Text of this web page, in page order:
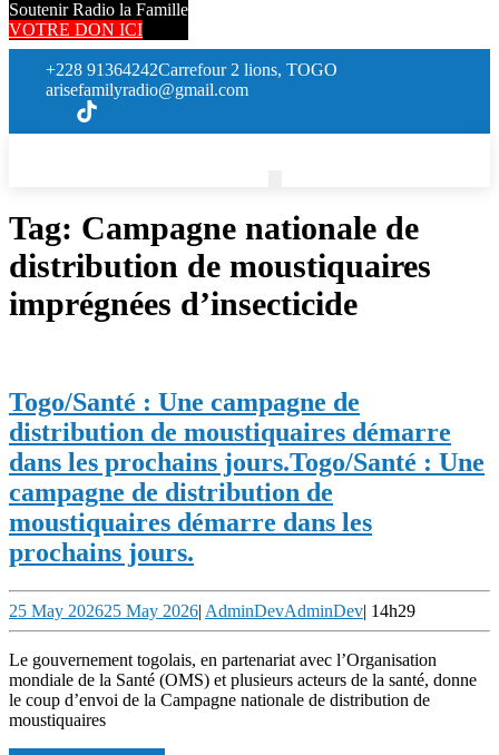
Soutenir Radio la Famille
VOTRE DON ICI
+228 91364242Carrefour 2 lions, TOGO
arisefamilyradio@gmail.com
Tag: Campagne nationale de
distribution de moustiquaires
imprégnées d’insecticide
Togo/Santé : Une campagne de
distribution de moustiquaires démarre
dans les prochains jours.Togo/Santé : Une
campagne de distribution de
moustiquaires démarre dans les
prochains jours.
25 May 202625 May 2026| AdminDevAdminDev| 14h29
Le gouvernement togolais, en partenariat avec l’Organisation
mondiale de la Santé (OMS) et plusieurs acteurs de la santé, donne
le coup d’envoi de la Campagne nationale de distribution de
moustiquaires